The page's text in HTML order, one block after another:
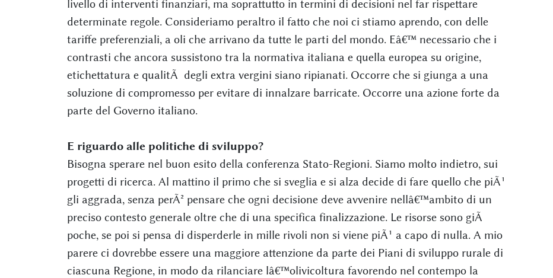
livello di interventi finanziari, ma soprattutto in termini di decisioni nel far rispettare
determinate regole. Consideriamo peraltro il fatto che noi ci stiamo aprendo, con delle
tariffe preferenziali, a oli che arrivano da tutte le parti del mondo. Eâ€™ necessario che i
contrasti che ancora sussistono tra la normativa italiana e quella europea su origine,
etichettatura e qualitÃ degli extra vergini siano ripianati. Occorre che si giunga a una
soluzione di compromesso per evitare di innalzare barricate. Occorre una azione forte da
parte del Governo italiano.
E riguardo alle politiche di sviluppo?
Bisogna sperare nel buon esito della conferenza Stato-Regioni. Siamo molto indietro, sui
progetti di ricerca. Al mattino il primo che si sveglia e si alza decide di fare quello che piÃ¹
gli aggrada, senza perÃ² pensare che ogni decisione deve avvenire nellâ€™ambito di un
preciso contesto generale oltre che di una specifica finalizzazione. Le risorse sono giÃ
poche, se poi si pensa di disperderle in mille rivoli non si viene piÃ¹ a capo di nulla. A mio
parere ci dovrebbe essere una maggiore attenzione da parte dei Piani di sviluppo rurale di
ciascuna Regione, in modo da rilanciare lâ€™olivicoltura favorendo nel contempo la